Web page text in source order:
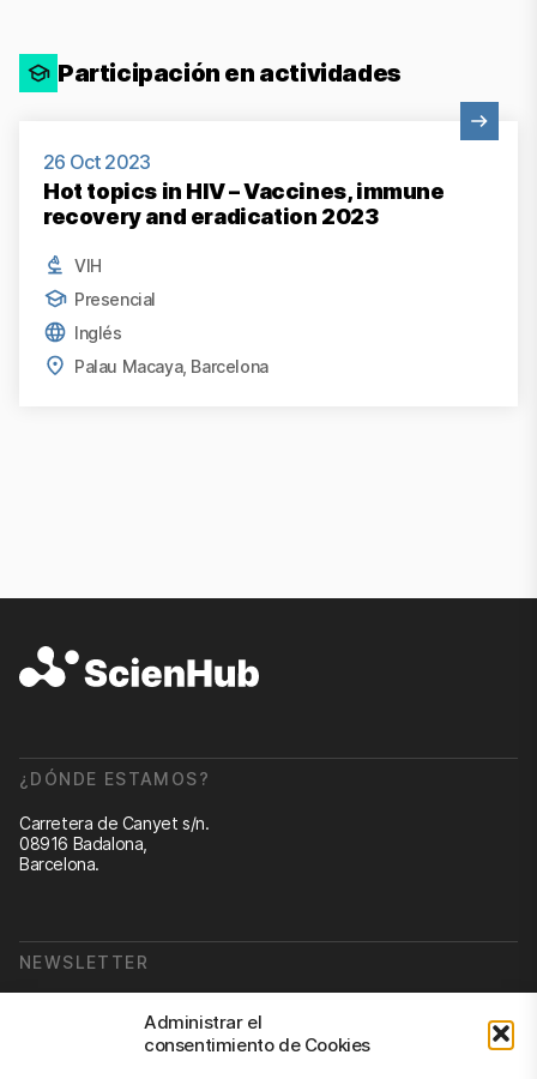
Administrar el
consentimiento de Cookies
Participación en actividades
26 Oct 2023
Hot topics in HIV – Vaccines, immune
recovery and eradication 2023
VIH
Presencial
Inglés
Palau Macaya, Barcelona
¿DÓNDE ESTAMOS?
Carretera de Canyet s/n.
08916 Badalona,
Barcelona.
NEWSLETTER